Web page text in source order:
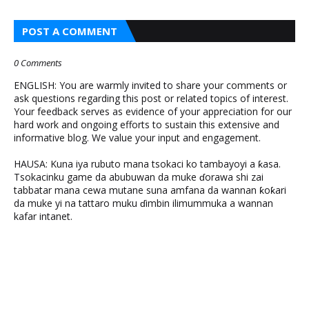
POST A COMMENT
0 Comments
ENGLISH: You are warmly invited to share your comments or
ask questions regarding this post or related topics of interest.
Your feedback serves as evidence of your appreciation for our
hard work and ongoing efforts to sustain this extensive and
informative blog. We value your input and engagement.
HAUSA: Kuna iya rubuto mana tsokaci ko tambayoyi a ƙasa.
Tsokacinku game da abubuwan da muke ɗorawa shi zai
tabbatar mana cewa mutane suna amfana da wannan ƙoƙari
da muke yi na tattaro muku ɗimbin ilimummuka a wannan
kafar intanet.